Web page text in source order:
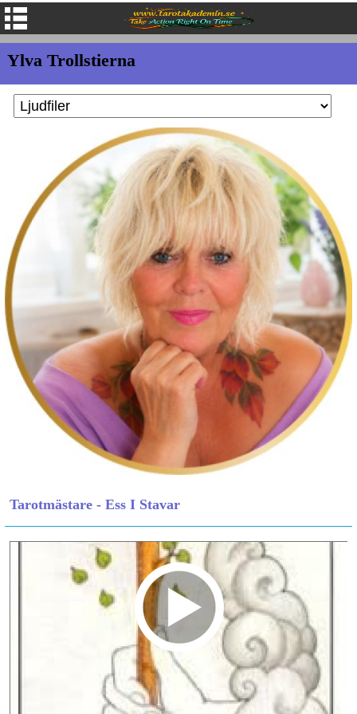
Ylva Trollstierna
Tarotmästare - Ess I Stavar